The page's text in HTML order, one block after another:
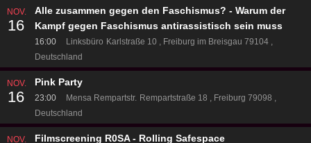
NOV.
16
Alle zusammen gegen den Faschismus? - Warum der
Kampf gegen Faschismus antirassistisch sein muss
16:00 Linksbüro Karlstraße 10
Freiburg im Breisgau 79104
Deutschland
NOV.
16
Pink Party
23:00 Mensa Rempartstr. Rempartstraße 18
Freiburg 79098
Deutschland
NOV. Filmscreening R0SA - Rolling Safespace